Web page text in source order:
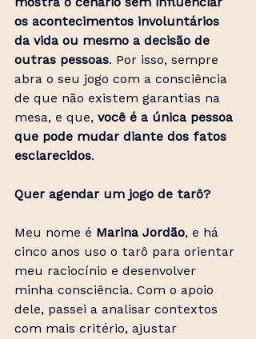
os acontecimentos involuntários
da vida ou mesmo a decisão de
outras pessoas. Por isso, sempre
abra o seu jogo com a consciência
de que não existem garantias na
mesa, e que, você é a única pessoa
que pode mudar diante dos fatos
esclarecidos.
Quer agendar um jogo de tarô?
Meu nome é Marina Jordão, e há
cinco anos uso o tarô para orientar
meu raciocínio e desenvolver
minha consciência. Com o apoio
dele, passei a analisar contextos
com mais critério, ajustar